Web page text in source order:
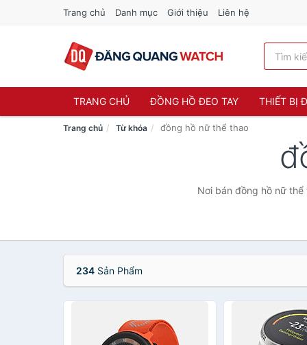
Trang chủ Danh mục Giới thiệu Liên hệ
TRANG CHỦ ĐỒNG HỒ ĐEO TAY THIẾT BỊ
Trang chủ Từ khóa đồng hồ nữ thể thao
Nơi bán đồng hồ nữ
234 Sản Phẩm